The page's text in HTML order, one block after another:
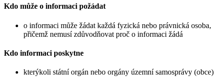
Kdo může o informaci požádat
o informaci může žádat každá fyzická nebo právnická osoba,
přičemž nemusí zdůvodňovat proč o informaci žádá
Kdo informaci poskytne
kterýkoli státní orgán nebo orgány územní samosprávy (obce)